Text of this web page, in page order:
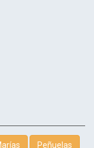
Peñuelas